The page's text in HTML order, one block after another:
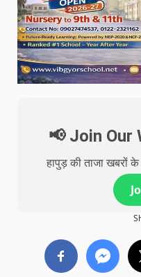
📢 Join Our
हापुड़ की ताजा खबरों